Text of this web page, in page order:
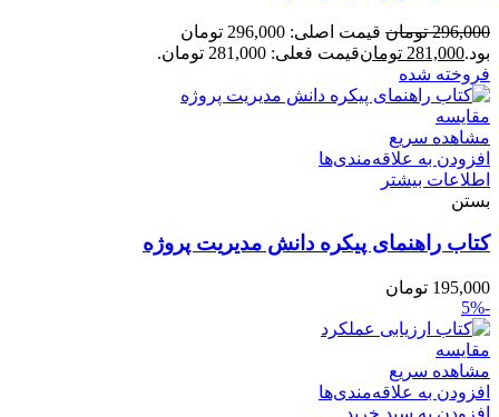
296,000 تومان
قیمت اصلی: 296,000 تومان
بود.281,000 تومانقیمت فعلی: 281,000 تومان.
فروخته شده
مقایسه
مشاهده سریع
افزودن به علاقه‌مندی‌ها
اطلاعات بیشتر
بستن
کتاب راهنمای پیکره دانش مدیریت پروژه
195,000 تومان
-5%
مقایسه
مشاهده سریع
افزودن به علاقه‌مندی‌ها
افزودن به سبد خرید